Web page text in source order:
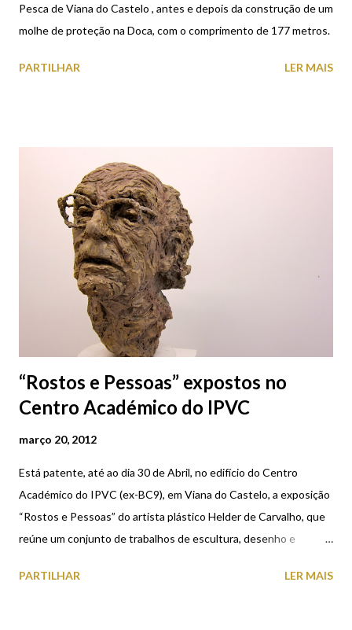
Pesca de Viana do Castelo , antes e depois da construção de um
molhe de proteção na Doca, com o comprimento de 177 metros.
PARTILHAR LER MAIS
“Rostos e Pessoas” expostos no
Centro Académico do IPVC
março 20, 2012
Está patente, até ao dia 30 de Abril, no edifício do Centro
Académico do IPVC (ex-BC9), em Viana do Castelo, a exposição
“Rostos e Pessoas” do artista plástico Helder de Carvalho, que
reúne um conjunto de trabalhos de escultura, desenho e
09H00 e as 22H00. José Saramago Lopes Graça Manuel de
PARTILHAR LER MAIS